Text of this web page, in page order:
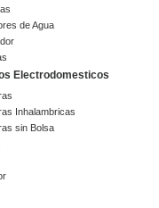
de Agua
Electrodomesticos
Inhalambricas
sin Bolsa